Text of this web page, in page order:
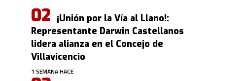
¡Unión por la Vía al Llano!:
Representante Darwin Castellanos
lidera alianza en el Concejo de
Villavicencio
1 SEMANA HACE